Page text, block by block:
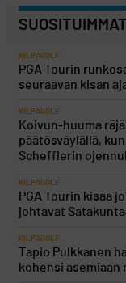
SUOSITUIMMAT
KILPAGOLF
PGA Tourin
seuraavan kisan
KILPAGOLF
Koivun-huuma
päätösväylällä,
Schefflerin
KILPAGOLF
PGA Tourin kisaa
johtavat
KILPAGOLF
Tapio Pulkkanen
kohensi asemiaan